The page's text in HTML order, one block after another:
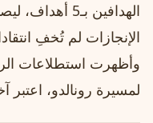
الهدافين
الإنجازات لم تُخفِ
وأظهرت استطلاعات
لمسيرة رونالدو،